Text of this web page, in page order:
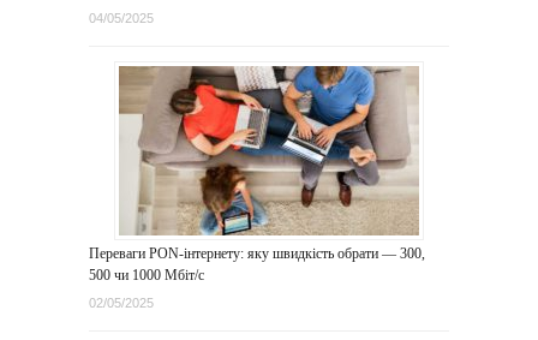
04/05/2025
Переваги PON-інтернету: яку швидкість обрати — 300,
500 чи 1000 Мбіт/с
02/05/2025